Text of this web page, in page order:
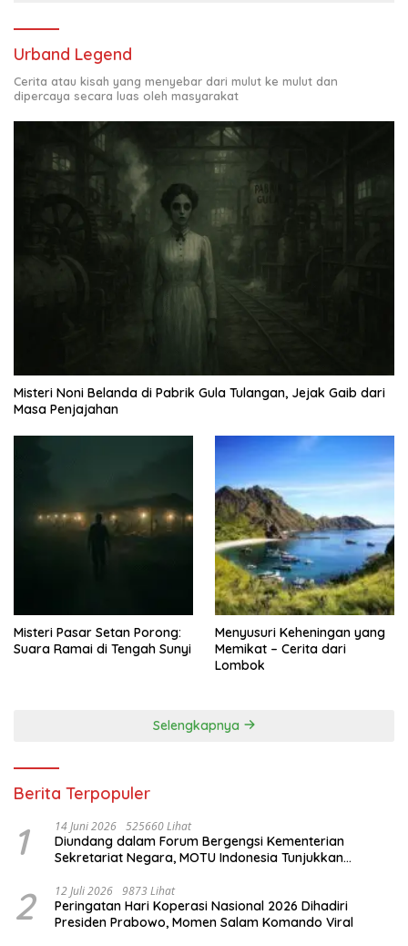
Urband Legend
Cerita atau kisah yang menyebar dari mulut ke mulut dan
dipercaya secara luas oleh masyarakat
Misteri Noni Belanda di Pabrik Gula Tulangan, Jejak Gaib dari
Masa Penjajahan
Misteri Pasar Setan Porong:
Suara Ramai di Tengah Sunyi
Menyusuri Keheningan yang
Memikat – Cerita dari
Lombok
Selengkapnya
Berita Terpopuler
1 14 Juni 2026 525660 Lihat
Diundang dalam Forum Bergengsi Kementerian
Sekretariat Negara, MOTU Indonesia Tunjukkan
2 12 Juli 2026 9873 Lihat
Peringatan Hari Koperasi Nasional 2026 Dihadiri
Presiden Prabowo, Momen Salam Komando Viral